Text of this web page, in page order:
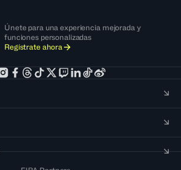
Únete para una experiencia mejorada y
funciones personalizadas
Regístrate ahora